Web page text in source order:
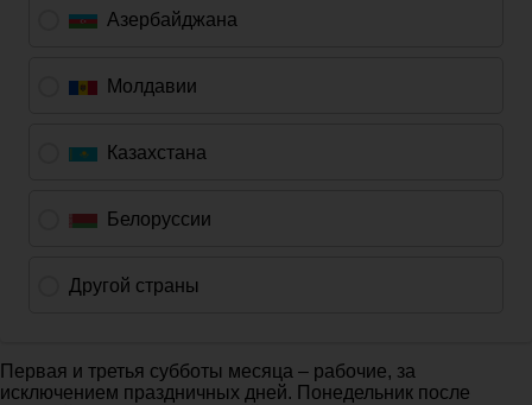
Первая и третья субботы месяца – рабочие, за
исключением праздничных дней. Понедельник после